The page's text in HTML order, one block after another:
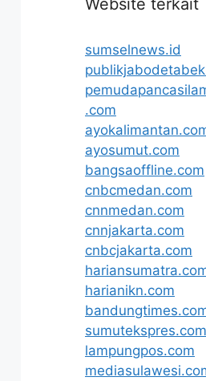
Website terkait
sumselnews.id
.com
ayosumut.com
bangsaoffline.com
cnbcmedan.com
cnnmedan.com
cnnjakarta.com
cnbcjakarta.com
harianikn.com
sumutekspres.com
lampungpos.com